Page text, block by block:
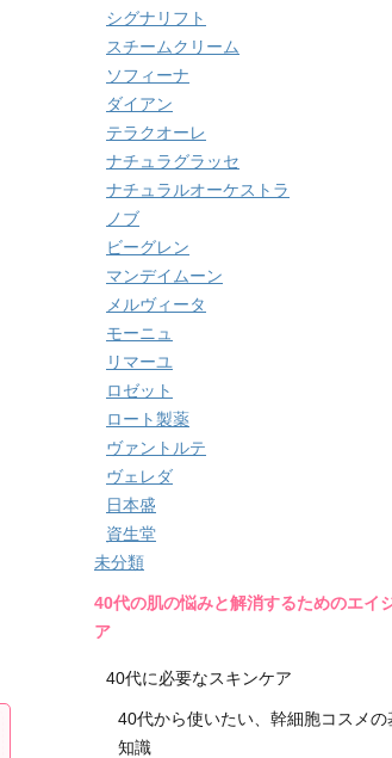
シグナリフト
スチームクリーム
ソフィーナ
ダイアン
テラクオーレ
ナチュラグラッセ
ナチュラルオーケストラ
ノブ
ビーグレン
マンデイムーン
メルヴィータ
モーニュ
リマーユ
ロゼット
ロート製薬
ヴァントルテ
ヴェレダ
日本盛
資生堂
未分類
40代の肌の悩みと解消するためのエイ
ア
40代に必要なスキンケア
40代から使いたい、幹細胞コスメの
知識